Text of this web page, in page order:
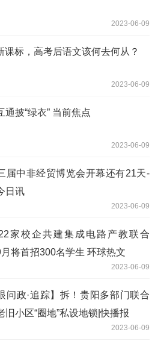
2023-06-09
课标，高考后语文该何去何从？
2023-06-09
通披“绿衣” 当前焦点
2023-06-09
届中非经贸博览会开幕还有21天-
日讯
2023-06-09
家校企共建集成电路产教联合
将首招300名学生 环球热文
2023-06-09
问政·追踪】拆！贵阳多部门联合
旧小区“圈地”私设地锁|快播报
2023-06-09